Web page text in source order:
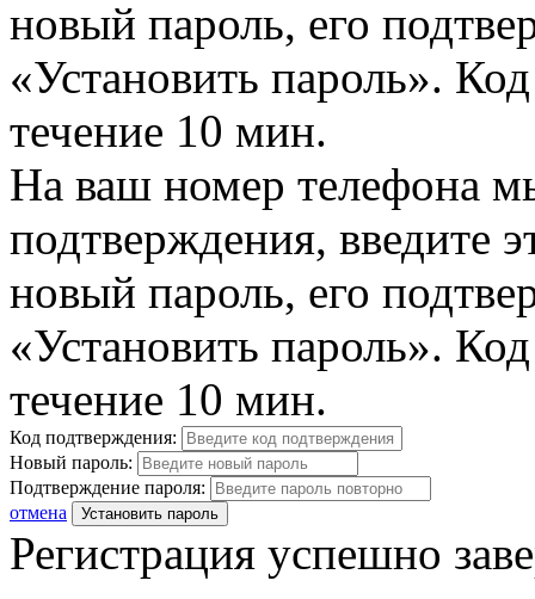
новый пароль, его
«Установить пароль».
течение 10 мин.
На ваш номер телефона
подтверждения, введите
новый пароль, его
«Установить пароль».
течение 10 мин.
Код подтверждения:
Новый пароль:
Подтверждение пароля:
отмена
Установить пароль
Регистрация успешно